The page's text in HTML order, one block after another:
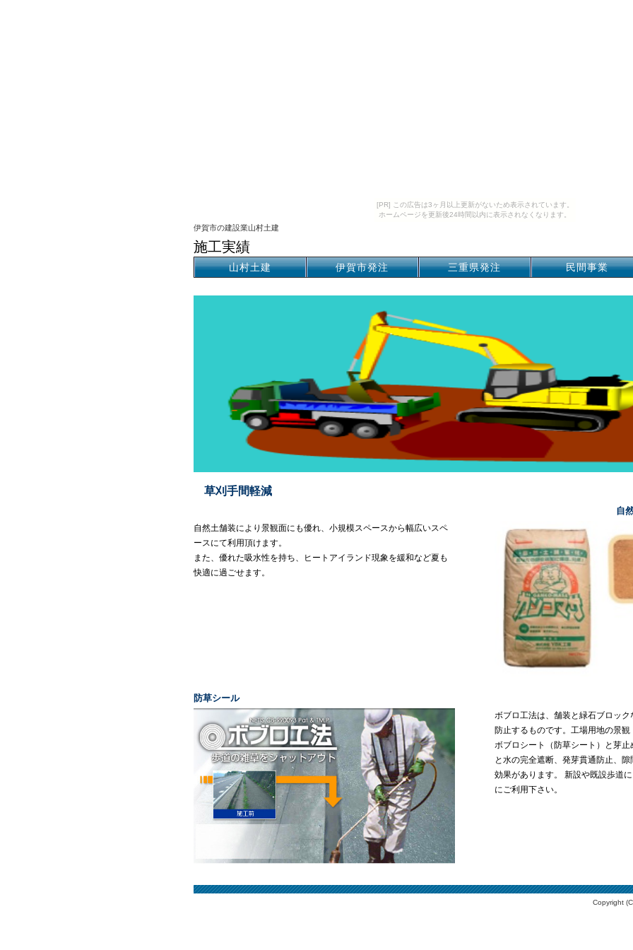
[PR] この広告は3ヶ月以上更新がないため表示されています。
ホームページを更新後24時間以内に表示されなくなります。
伊賀市の建設業山村土建
施工実績
山村土建 伊賀市発注 三重県発注 民間事業
草刈手間軽減
自然土舗
自然土舗装により景観面にも優れ、小規模スペースから幅広いスペ
ースにて利用頂けます。
また、優れた吸水性を持ち、ヒートアイランド現象を緩和など夏も
快適に過ごせます。
防草シール
ボブロ工法は、舗装と緑石ブロッ
防止するものです。工場用地の景
ボブロシート（防草シート）と芽
と水の完全遮断、発芽貫通防止、
効果があります。 新設や既設歩道
にご利用下さい。
Copyright